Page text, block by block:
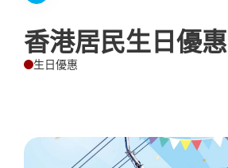
香港居民生日優惠
生日優惠